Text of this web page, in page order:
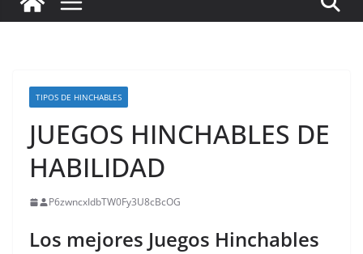
TIPOS DE HINCHABLES
JUEGOS HINCHABLES DE
HABILIDAD
P6zwncxIdbTW0Fy3U8cBcOG
Los mejores Juegos Hinchables